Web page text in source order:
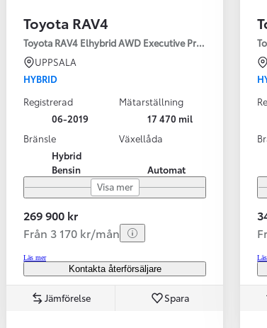
Easy Billån
Nya GR GT
The soul lives on
Toyota RAV4
Toyota RAV4 Elhybrid AWD Executive Premium Drag
UPPSALA
HYBRID
Registrerad
06-2019
Mätarställning
17 470 mil
Bränsle
Hybrid
Bensin
Växellåda
Automat
Visa mer
269 900 kr
Från 3 170 kr/mån
Läs mer
Kontakta återförsäljare
Jämförelse Spara